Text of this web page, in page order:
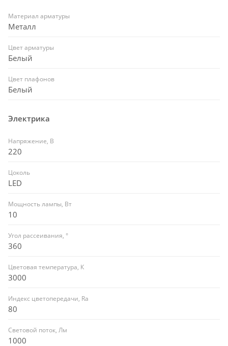
Материал арматуры
Металл
Цвет арматуры
Белый
Цвет плафонов
Белый
Электрика
Напряжение, В
220
Цоколь
LED
Мощность лампы, Вт
10
Угол рассеивания, °
360
Цветовая температура, К
3000
Индекс цветопередачи, Ra
80
Световой поток, Лм
1000